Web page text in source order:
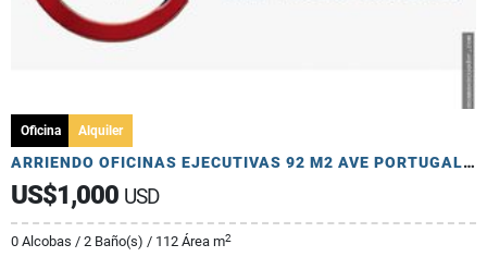
Oficina Alquiler
ARRIENDO OFICINAS EJECUTIVAS 92 M2 AVE PORTUGAL Y CATALINA ALDAZ
US$1,000 USD
0 Alcobas / 2 Baño(s) / 112 Área m2